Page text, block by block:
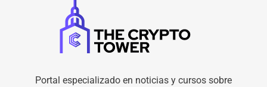
Portal especializado en noticias y cursos sobre